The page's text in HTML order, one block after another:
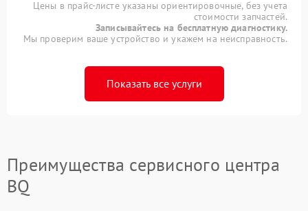
Цены в прайс-листе указаны ориентировочные, без учета
стоимости запчастей.
Записывайтесь на бесплатную диагностику.
Мы проверим ваше устройство и укажем на неисправность.
Показать все услуги
Преимущества сервисного центра
BQ